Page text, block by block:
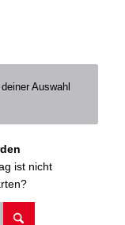
Auswahl
ist nicht